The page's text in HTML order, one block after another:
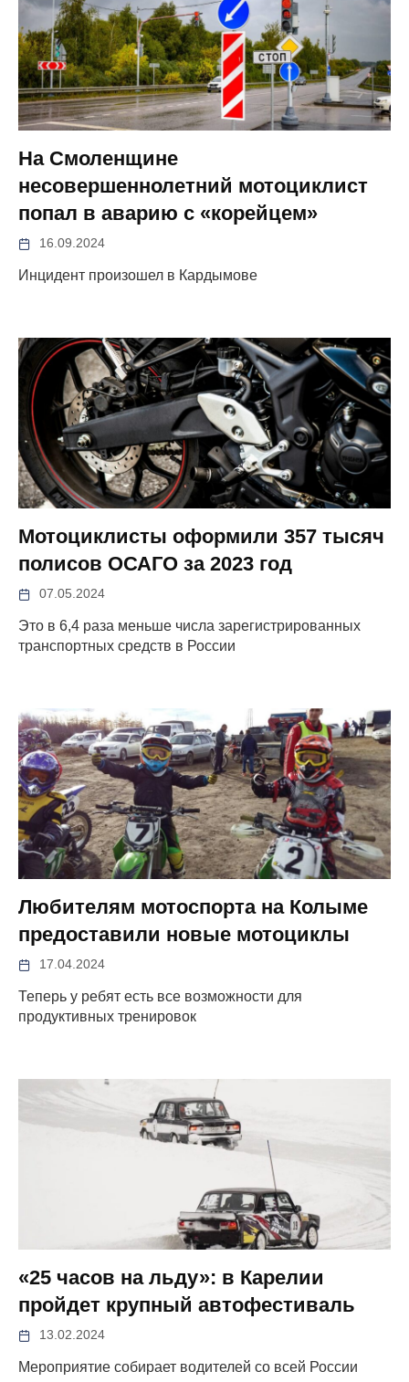
На Смоленщине
несовершеннолетний мотоциклист
попал в аварию с «корейцем»
16.09.2024
Инцидент произошел в Кардымове
Мотоциклисты оформили 357 тысяч
полисов ОСАГО за 2023 год
07.05.2024
Это в 6,4 раза меньше числа зарегистрированных
транспортных средств в России
Любителям мотоспорта на Колыме
предоставили новые мотоциклы
17.04.2024
Теперь у ребят есть все возможности для
продуктивных тренировок
«25 часов на льду»: в Карелии
пройдет крупный автофестиваль
13.02.2024
Мероприятие собирает водителей со всей России